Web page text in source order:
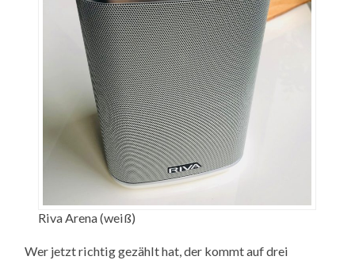
Riva Arena (weiß)
Wer jetzt richtig gezählt hat, der kommt auf drei